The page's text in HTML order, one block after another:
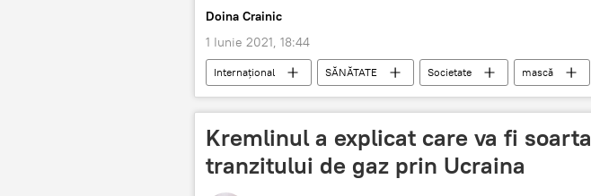
Doina Crainic
1 Iunie 2021, 18:44
Internaţional SĂNĂTATE Societate mască
Kremlinul a explicat care va fi soarta
tranzitului de gaz prin Ucraina